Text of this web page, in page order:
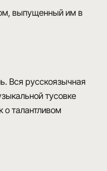
выпущенный им в
Вся русскоязычная
тусовке
о талантливом